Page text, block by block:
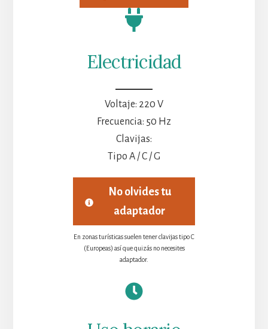
Electricidad
Voltaje: 220 V
Frecuencia: 50 Hz
Clavijas:
Tipo A / C / G
No olvides tu
adaptador
En zonas turísticas suelen tener clavijas tipo C
(Europeas) así que quizás no necesites
adaptador.